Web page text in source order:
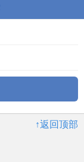
↑返回顶部